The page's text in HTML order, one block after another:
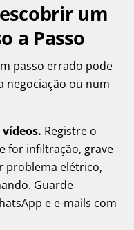
um
a Passo
passo errado pode
negociação ou num
Registre o
for infiltração, grave
problema elétrico,
Guarde
e e-mails com